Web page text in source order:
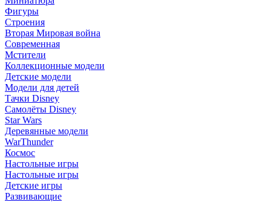
Фигуры
Строения
Вторая Мировая война
Современная
Мстители
Коллекционные модели
Детские модели
Модели для детей
Тачки Disney
Самолёты Disney
Star Wars
Деревянные модели
WarThunder
Космос
Настольные игры
Настольные игры
Детские игры
Развивающие